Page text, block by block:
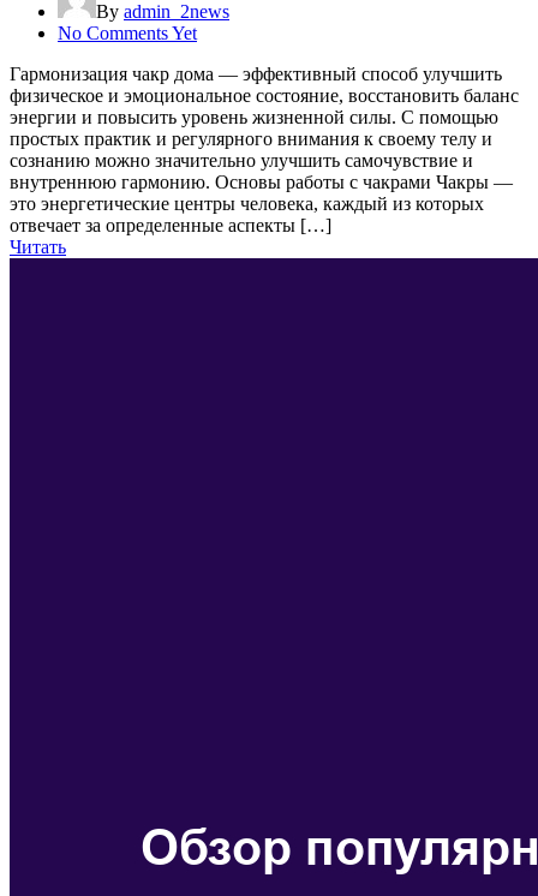
By admin_2news
No Comments Yet
Гармонизация чакр дома — эффективный способ улучшить
физическое и эмоциональное состояние, восстановить баланс
энергии и повысить уровень жизненной силы. С помощью
простых практик и регулярного внимания к своему телу и
сознанию можно значительно улучшить самочувствие и
внутреннюю гармонию. Основы работы с чакрами Чакры —
это энергетические центры человека, каждый из которых
отвечает за определенные аспекты […]
Читать